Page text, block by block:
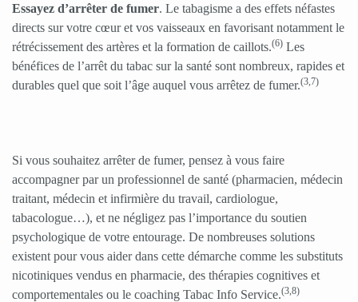
Essayez d’arrêter de fumer. Le tabagisme a des effets néfastes
directs sur votre cœur et vos vaisseaux en favorisant notamment le
rétrécissement des artères et la formation de caillots.(6) Les
bénéfices de l’arrêt du tabac sur la santé sont nombreux, rapides et
durables quel que soit l’âge auquel vous arrêtez de fumer.(3,7)
Si vous souhaitez arrêter de fumer, pensez à vous faire
accompagner par un professionnel de santé (pharmacien, médecin
traitant, médecin et infirmière du travail, cardiologue,
tabacologue…), et ne négligez pas l’importance du soutien
psychologique de votre entourage. De nombreuses solutions
existent pour vous aider dans cette démarche comme les substituts
nicotiniques vendus en pharmacie, des thérapies cognitives et
comportementales ou le coaching Tabac Info Service.(3,8)